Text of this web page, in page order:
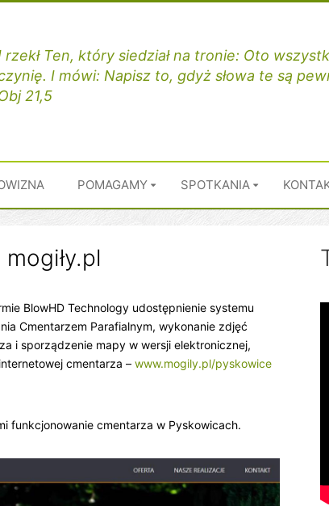
rzekł Ten, który siedział na tronie: Oto
I mówi: Napisz to, gdyż słowa te są
21,5
POMAGAMY SPOTKANIA
BlowHD Technology udostępnienie systemu
Cmentarzem Parafialnym, wykonanie zdjęć
i sporządzenie mapy w wersji elektronicznej,
cmentarza – www.mogily.pl/pyskowice
funkcjonowanie cmentarza w Pyskowicach.